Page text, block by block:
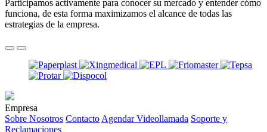
Participamos activamente para conocer su mercado y entender cómo
funciona, de esta forma maximizamos el alcance de todas las
estrategias de la empresa.
Empresa
Sobre Nosotros Contacto Agendar Videollamada Soporte y
Reclamaciones